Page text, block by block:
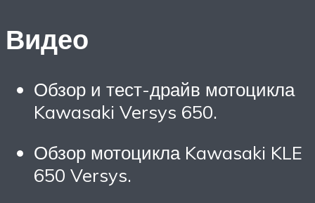
Видео
Обзор и тест-драйв мотоцикла
Kawasaki Versys 650.
Обзор мотоцикла Kawasaki KLE
650 Versys.